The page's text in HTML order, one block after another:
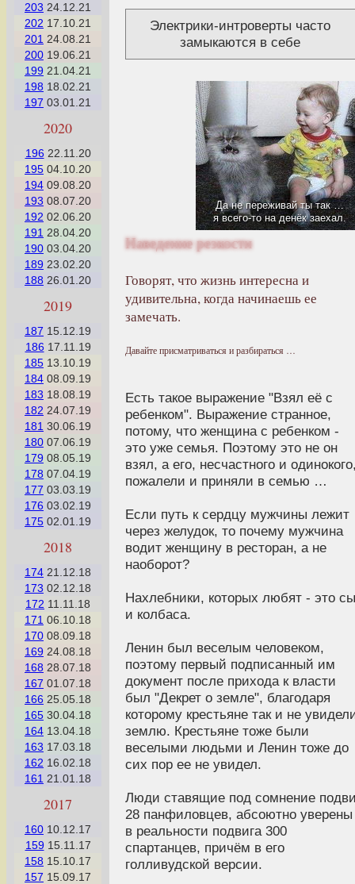
203 24.12.21
202 17.10.21
201 24.08.21
200 19.06.21
199 21.04.21
198 18.02.21
197 03.01.21
2020
196 22.11.20
195 04.10.20
194 09.08.20
193 08.07.20
192 02.06.20
191 28.04.20
190 03.04.20
189 23.02.20
188 26.01.20
2019
187 15.12.19
186 17.11.19
185 13.10.19
184 08.09.19
183 18.08.19
182 24.07.19
181 30.06.19
180 07.06.19
179 08.05.19
178 07.04.19
177 03.03.19
176 03.02.19
175 02.01.19
2018
174 21.12.18
173 02.12.18
172 11.11.18
171 06.10.18
170 08.09.18
169 24.08.18
168 28.07.18
167 01.07.18
166 25.05.18
165 30.04.18
164 13.04.18
163 17.03.18
162 16.02.18
161 21.01.18
2017
160 10.12.17
159 15.11.17
158 15.10.17
157 15.09.17
Электрики-интроверты часто
замыкаются в себе
Да не переживай ты так …
я всего-то на денёк заехал.
Наведение резкости
Говорят, что жизнь интересна и
удивительна, когда начинаешь ее
замечать.
Давайте присматриваться и разбираться …
Есть такое выражение "Взял её с
ребенком". Выражение странное,
потому, что женщина с ребенком -
это уже семья. Поэтому это не он
взял, а его, несчастного и
пожалели и приняли в семью …
Если путь к сердцу мужчины лежит
через желудок, то почему мужчина
водит женщину в ресторан, а не
наоборот?
Нахлебники, которых любят - это
и колбаса.
Ленин был веселым человеком,
поэтому первый подписанный им
документ после прихода к власти
был "Декрет о земле", благодаря
которому крестьяне так и не
землю. Крестьяне тоже были
веселыми людьми и Ленин тоже до
сих пор ее не увидел.
Люди ставящие под сомнение
28 панфиловцев, абсоютно уверены
в реальности подвига 300
спартанцев, причём в его
голливудской версии.